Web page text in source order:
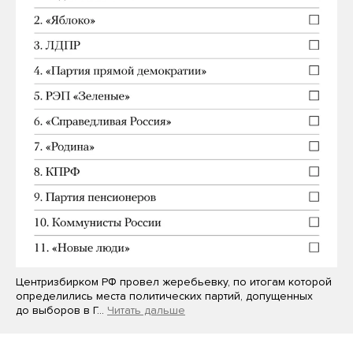
Центризбирком РФ провел жеребьевку, по итогам которой
определились места политических партий, допущенных
до выборов в Г… Читать дальше